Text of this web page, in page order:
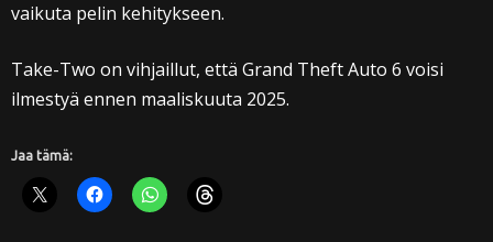
vaikuta pelin kehitykseen.
Take-Two on vihjaillut, että Grand Theft Auto 6 voisi
ilmestyä ennen maaliskuuta 2025.
Jaa tämä: